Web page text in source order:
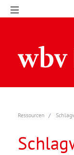
Ressourcen